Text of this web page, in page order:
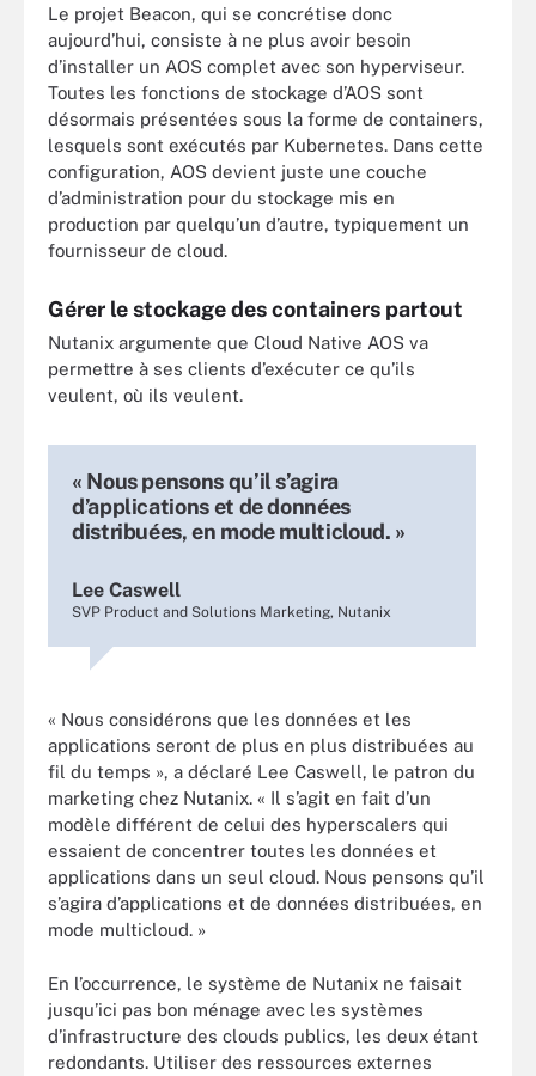
Le projet Beacon, qui se concrétise donc
aujourd’hui, consiste à ne plus avoir besoin
d’installer un AOS complet avec son hyperviseur.
Toutes les fonctions de stockage d’AOS sont
désormais présentées sous la forme de containers,
lesquels sont exécutés par Kubernetes. Dans cette
configuration, AOS devient juste une couche
d’administration pour du stockage mis en
production par quelqu’un d’autre, typiquement un
fournisseur de cloud.
Gérer le stockage des containers partout
Nutanix argumente que Cloud Native AOS va
permettre à ses clients d’exécuter ce qu’ils
veulent, où ils veulent.
« Nous pensons qu’il s’agira
d’applications et de données
distribuées, en mode multicloud. »
Lee Caswell
SVP Product and Solutions Marketing, Nutanix
« Nous considérons que les données et les
applications seront de plus en plus distribuées au
fil du temps », a déclaré Lee Caswell, le patron du
marketing chez Nutanix. « Il s’agit en fait d’un
modèle différent de celui des hyperscalers qui
essaient de concentrer toutes les données et
applications dans un seul cloud. Nous pensons qu’il
s’agira d’applications et de données distribuées, en
mode multicloud. »
En l’occurrence, le système de Nutanix ne faisait
jusqu’ici pas bon ménage avec les systèmes
d’infrastructure des clouds publics, les deux étant
redondants. Utiliser des ressources externes